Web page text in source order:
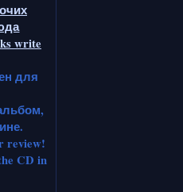
write
для
review!
CD in